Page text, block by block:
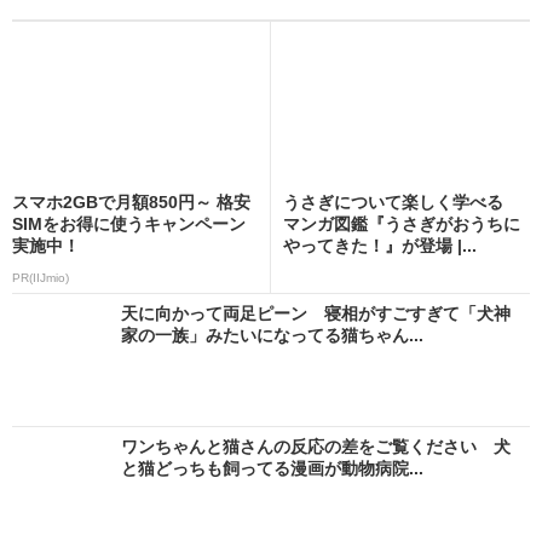
スマホ2GBで月額850円～ 格安
SIMをお得に使うキャンペーン
実施中！
PR(IIJmio)
うさぎについて楽しく学べる
マンガ図鑑『うさぎがおうちに
やってきた！』が登場 |...
天に向かって両足ピーン 寝相がすごすぎて「犬神
家の一族」みたいになってる猫ちゃん...
ワンちゃんと猫さんの反応の差をご覧ください 犬
と猫どっちも飼ってる漫画が動物病院...